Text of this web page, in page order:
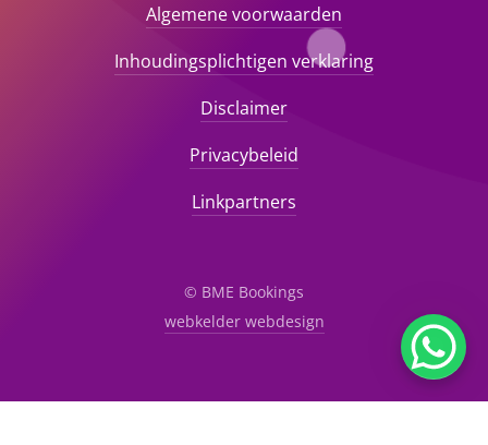
Algemene voorwaarden
Inhoudingsplichtigen verklaring
Disclaimer
Privacybeleid
Linkpartners
© BME Bookings
webkelder webdesign